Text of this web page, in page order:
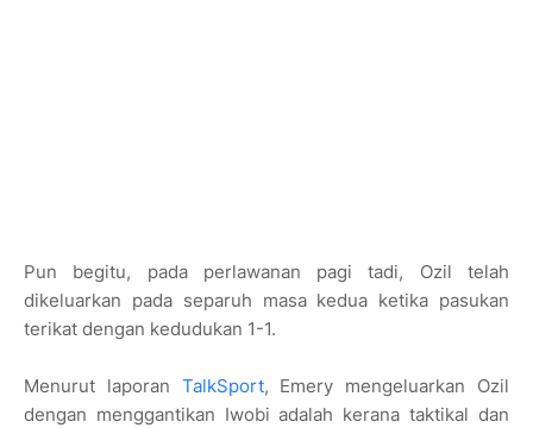
Pun begitu, pada perlawanan pagi tadi, Ozil telah
dikeluarkan pada separuh masa kedua ketika pasukan
terikat dengan kedudukan 1-1.
Menurut laporan TalkSport, Emery mengeluarkan Ozil
dengan menggantikan Iwobi adalah kerana taktikal dan